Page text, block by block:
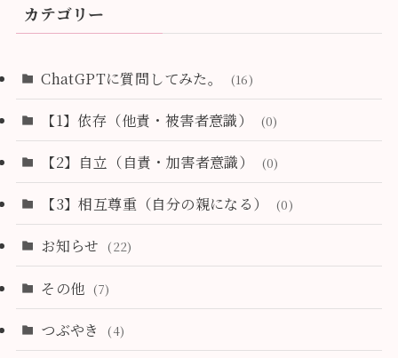
カテゴリー
ChatGPTに質問してみた。 (16)
【1】依存（他責・被害者意識） (0)
【2】自立（自責・加害者意識） (0)
【3】相互尊重（自分の親になる） (0)
お知らせ (22)
その他 (7)
つぶやき (4)